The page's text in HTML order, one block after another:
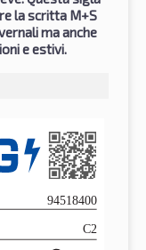
la scritta M+S
ma anche
e estivi.